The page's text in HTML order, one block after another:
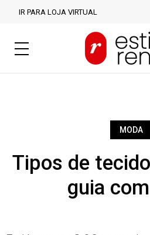
IR PARA LOJA VIRTUAL
MODA
Tipos de
guia